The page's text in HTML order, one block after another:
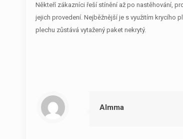
Někteří zákazníci řeší stínění až po nastěhování,
jejich provedení. Nejběžnější je s využitím krycího
plechu zůstává vytažený paket nekrytý.
Almma